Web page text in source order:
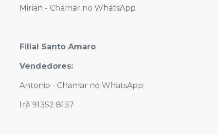
Mirian - Chamar no WhatsApp
Filial Santo Amaro
Vendedores:
Antonio - Chamar no WhatsApp
Irê 91352 8137